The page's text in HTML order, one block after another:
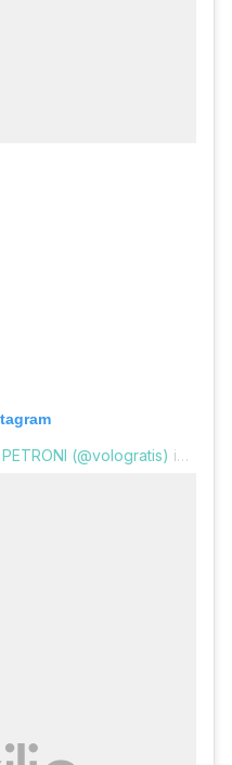
(@vologratis) in data: